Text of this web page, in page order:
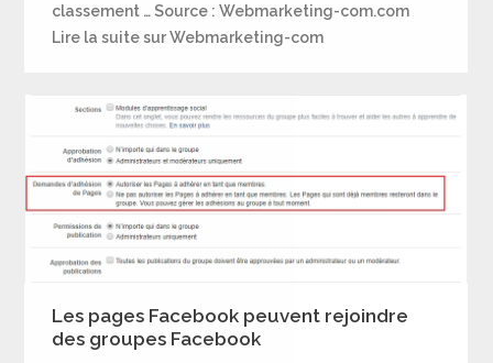
classement … Source : Webmarketing-com.com
Lire la suite sur Webmarketing-com
Les pages Facebook peuvent rejoindre
des groupes Facebook